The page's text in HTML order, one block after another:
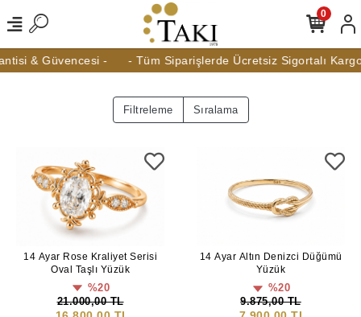
& Güvencesi - - Tüm Siparişlerde Ücretsiz Sigortalı Kargo -
0
Filtreleme Sıralama
14 Ayar Rose Kraliyet Serisi
Oval Taşlı Yüzük
%20
21.000,00 TL
14 Ayar Altın Denizci Düğümü
Yüzük
%20
9.875,00 TL